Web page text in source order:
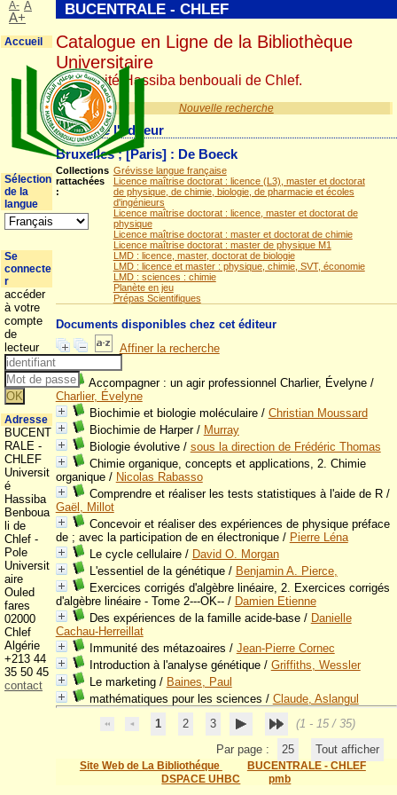
Nouvelle recherche
Détail de l'éditeur
Bruxelles ; [Paris] : De Boeck
Collections
rattachées
:
Grévisse langue française
Licence maîtrise doctorat : licence (L3), master et doctorat
de physique, de chimie, biologie, de pharmacie et écoles
d'ingénieurs
Licence maîtrise doctorat : licence, master et doctorat de
physique
Licence maîtrise doctorat : master et doctorat de chimie
Licence maîtrise doctorat : master de physique M1
LMD : licence, master, doctorat de biologie
LMD : licence et master : physique, chimie, SVT, économie
LMD : sciences : chimie
Planète en jeu
Prépas Scientifiques
Documents disponibles chez cet éditeur
Affiner la recherche
Accompagner : un agir professionnel Charlier, Évelyne/
Charlier, Évelyne
Biochimie et biologie moléculaire/ Christian Moussard
Biochimie de Harper/ Murray
Biologie évolutive/ sous la direction de Frédéric Thomas
Chimie organique, concepts et applications, 2. Chimie
organique/ Nicolas Rabasso
Comprendre et réaliser les tests statistiques à l'aide de R/
Gaël, Millot
Concevoir et réaliser des expériences de physique préface
de ; avec la participation de en électronique/ Pierre Léna
Le cycle cellulaire/ David O. Morgan
L'essentiel de la génétique/ Benjamin A. Pierce,
Exercices corrigés d'algèbre linéaire, 2. Exercices corrigés
d'algèbre linéaire - Tome 2---OK--/ Damien Etienne
Des expériences de la famille acide-base/ Danielle
Cachau-Herreillat
Immunité des métazoaires / Jean-Pierre Cornec
Introduction à l'analyse génétique/ Griffiths, Wessler
Le marketing/ Baines, Paul
mathématiques pour les sciences / Claude, Aslangul
1
2 3
(1 - 15 / 35)
Par page :
25 Tout afficher
Site Web de La Bibliothéque
BUCENTRALE - CHLEF
DSPACE UHBC
pmb
BUCENTRALE - CHLEF
Catalogue en Ligne de la Bibliothèque
Universitaire
Université Hassiba benbouali de Chlef.
A- A
A+
Accueil
Sélection
de la
langue
Se
connecte
r
accéder
à votre
compte
de
lecteur
Adresse
BUCENT
RALE -
CHLEF
Universit
é
Hassiba
Benboua
li de
Chlef -
Pole
Universit
aire
Ouled
fares
02000
Chlef
Algérie
+213 44
35 50 45
contact